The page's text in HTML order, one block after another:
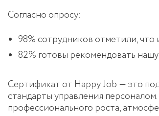
Согласно опросу:​
98% сотрудников отметили,
82% готовы рекомендовать
Сертификат от Happy Job ― это
стандарты управления
профессионального роста,